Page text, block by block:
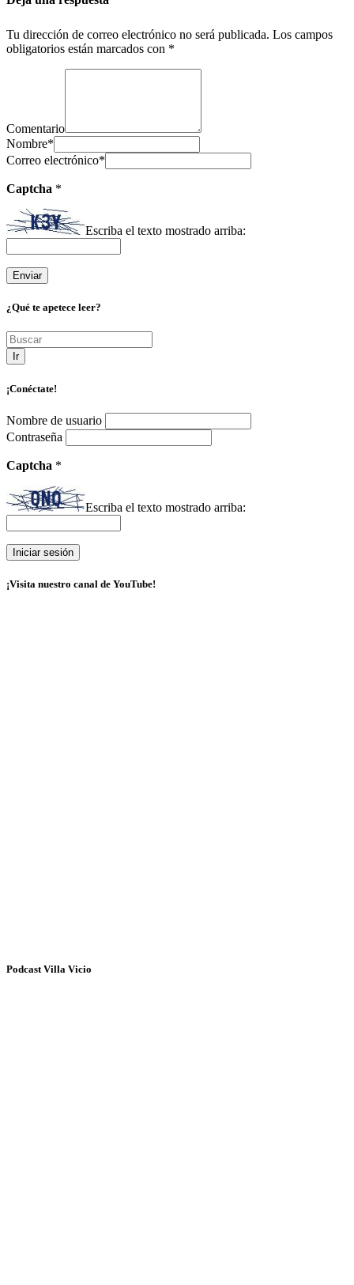
Tu dirección de correo electrónico no será publicada. Los campos
obligatorios están marcados con *
Comentario
Nombre*
Correo electrónico*
Captcha *
Escriba el texto mostrado arriba:
¿Qué te apetece leer?
Ir
¡Conéctate!
Nombre de usuario
Contraseña
Captcha *
Escriba el texto mostrado arriba:
¡Visita nuestro canal de YouTube!
Podcast Villa Vicio